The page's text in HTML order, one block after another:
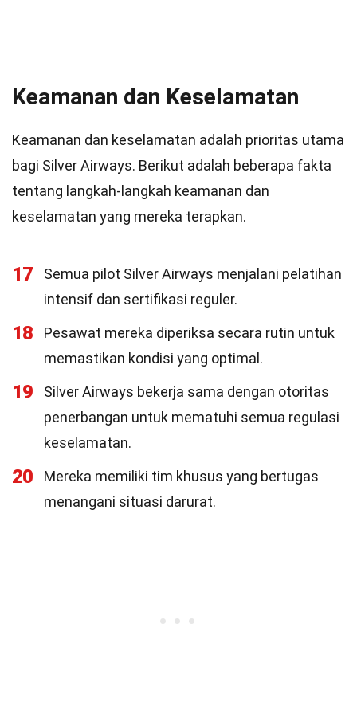
Keamanan dan Keselamatan
Keamanan dan keselamatan adalah prioritas utama
bagi Silver Airways. Berikut adalah beberapa fakta
tentang langkah-langkah keamanan dan
keselamatan yang mereka terapkan.
17
Semua pilot Silver Airways menjalani pelatihan
intensif dan sertifikasi reguler.
18
Pesawat mereka diperiksa secara rutin untuk
memastikan kondisi yang optimal.
19
Silver Airways bekerja sama dengan otoritas
penerbangan untuk mematuhi semua regulasi
keselamatan.
20
Mereka memiliki tim khusus yang bertugas
menangani situasi darurat.